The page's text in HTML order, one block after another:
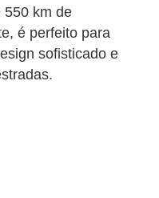
550 km de
é perfeito para
sofisticado e